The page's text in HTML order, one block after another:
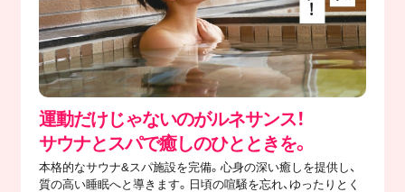
運動だけじゃないのがルネサンス！
サウナとスパで癒しのひとときを。
本格的なサウナ&スパ施設を完備。心身の深い癒しを提供し、
質の高い睡眠へと導きます。日頃の喧騒を忘れ、ゆったりとく